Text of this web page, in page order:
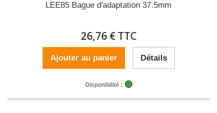
LEE85 Bague d'adaptation 37.5mm
26,76 € TTC
Ajouter au panier Détails
Disponibilité :